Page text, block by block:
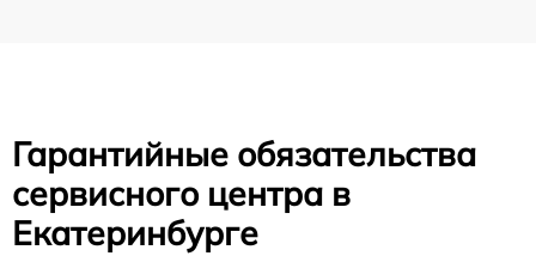
Гарантийные обязательства
сервисного центра в
Екатеринбурге